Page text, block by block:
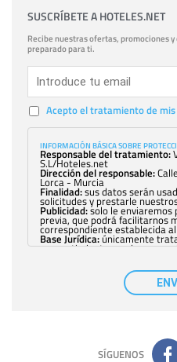
SUSCRÍBETE A HOTELES.NET
Recibe nuestras ofertas, promociones
preparado para ti.
Acepto el tratamiento de
INFORMACIÓN BÁSICA SOBRE
Responsable del tratamiento:
S.L/Hoteles.net
Dirección del responsable:
Lorca - Murcia
Finalidad:sus datos serán
solicitudes y prestarle
Publicidad:solo le enviaremos
previa, que podrá facilitarnos
correspondiente establecida
Base Jurídica:únicamente
consentimiento previo, que
con carácter
nuestra entidad que esté
tener conocimiento de la
comunicarán datos a terceros.
adicional y detallada sobre
política de privacidad
SÍGUENOS